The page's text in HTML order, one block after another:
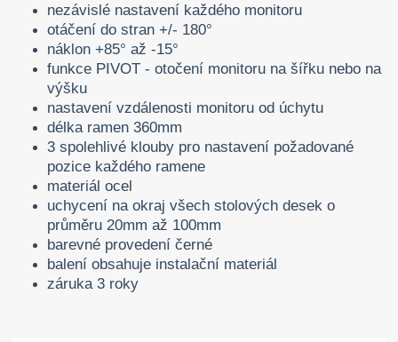
nezávislé nastavení každého monitoru
otáčení do stran +/- 180°
náklon +85° až -15°
funkce PIVOT - otočení monitoru na šířku nebo na
výšku
nastavení vzdálenosti monitoru od úchytu
délka ramen 360mm
3 spolehlivé klouby pro nastavení požadované
pozice každého ramene
materiál ocel
uchycení na okraj všech stolových desek o
průměru 20mm až 100mm
barevné provedení černé
balení obsahuje instalační materiál
záruka 3 roky